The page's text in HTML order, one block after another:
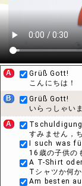
A
Grüß Gott!
こんにちは！
B
Grüß Gott!
いらっしゃい
A
すみません，
I such was
16歳の子供の
A T-Shirt
Tシャツか何か
Am besten